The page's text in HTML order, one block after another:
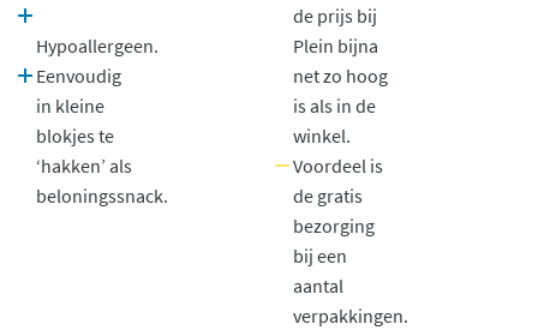
Hypoallergeen.
Eenvoudig
in kleine
blokjes te
‘hakken’ als
beloningssnack.
de prijs bij
Plein bijna
net zo hoog
is als in de
winkel.
Voordeel is
de gratis
bezorging
bij een
aantal
verpakkingen.